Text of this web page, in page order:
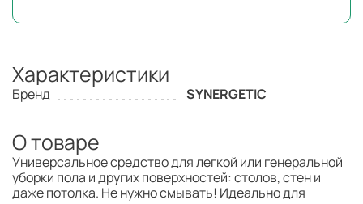
Характеристики
Бренд SYNERGETIC
О товаре
Универсальное средство для легкой или генеральной
уборки пола и других поверхностей: столов, стен и
даже потолка. Не нужно смывать! Идеально для